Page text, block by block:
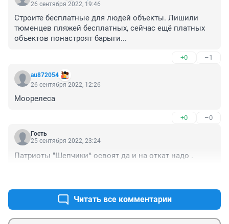
26 сентября 2022, 19:46
Строите бесплатные для людей объекты. Лишили
тюменцев пляжей бесплатных, сейчас ещё платных
объектов понастроят барыги...
+0 –1
au872054
26 сентября 2022, 12:26
Моорелеса
+0 –0
Гость
25 сентября 2022, 23:24
Патриоты "Шепчики^ освоят да и на откат надо .
Читать все комментарии